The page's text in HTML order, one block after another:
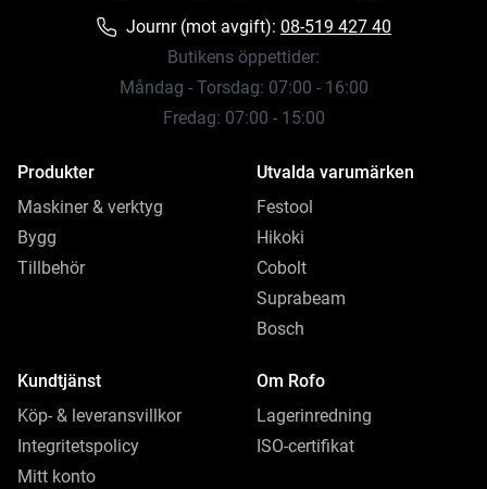
Journr (mot avgift): 08-519 427 40
Butikens öppettider:
Måndag - Torsdag: 07:00 - 16:00
Fredag: 07:00 - 15:00
Produkter
Maskiner & verktyg
Bygg
Tillbehör
Utvalda varumärken
Festool
Hikoki
Cobolt
Suprabeam
Bosch
Kundtjänst
Köp- & leveransvillkor
Integritetspolicy
Mitt konto
Om Rofo
Lagerinredning
ISO-certifikat